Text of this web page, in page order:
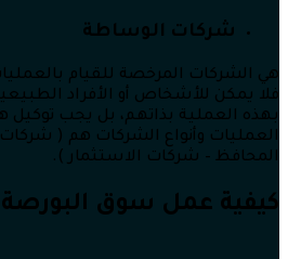
شركات الوساطة
هي الشركات المرخصة للقيام
فلا يمكن للأشخاص أو الأفراد
بهذه العملية بذاتهم، بل يجب توكيل
العمليات وأنواع الشركات هم (
المحافظ – شركات الاستثمار ).
كيفية عمل سوق البورصة